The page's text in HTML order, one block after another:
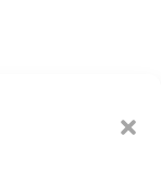
(MI)